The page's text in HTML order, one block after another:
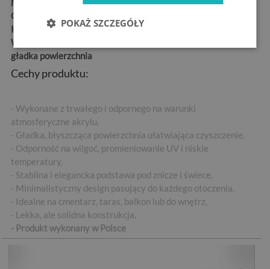
Materiał:
szkło hartowane
Grubość:
Kształt:
prostokątny
Wykończenie:
gładka powierzchnia
Cechy produktu:
- Wykonane z trwałego i odpornego na warunki
atmosferyczne akrylu,
- Gładka, błyszcząca powierzchnia ułatwiająca czyszczenie,
- Odporność na wilgoć, promieniowanie UV i niskie
temperatury,
- Stabilna i elegancka podstawa pod znicze i świece,
- Minimalistyczny design pasujący do każdego otoczenia,
- Idealne na cmentarz, taras, balkon lub do wnętrz,
- Lekka, ale solidna konstrukcja,
- Produkt wykonany w Polsce
POKAŻ SZCZEGÓŁY